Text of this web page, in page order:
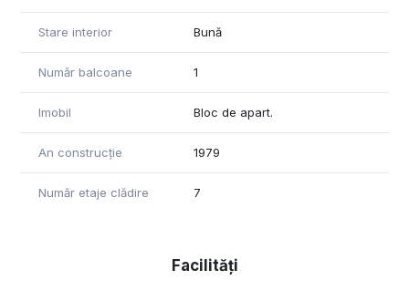
Stare interior Bună
Număr balcoane 1
Imobil Bloc de apart.
An construcție 1979
Număr etaje clădire 7
Facilități